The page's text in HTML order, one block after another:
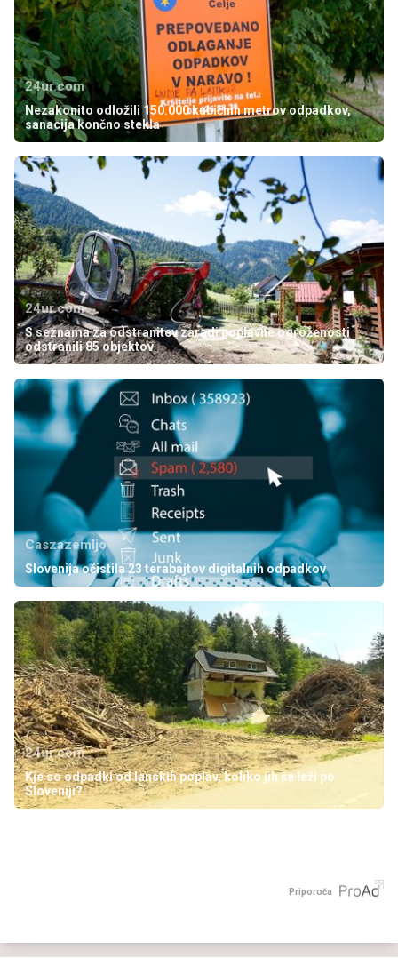
24ur.com
Nezakonito odložili 150.000 kubičnih metrov odpadkov,
sanacija končno stekla
24ur.com
S seznama za odstranitev zaradi poplavne ogroženosti
odstranili 85 objektov
Caszazemljo
Slovenija očistila 23 terabajtov digitalnih odpadkov
24ur.com
Kje so odpadki od lanskih poplav, koliko jih še leži po
Sloveniji?
Priporoča